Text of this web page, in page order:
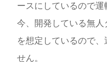
ースにしているので運
今、開発している無人
を想定しているので
せん。